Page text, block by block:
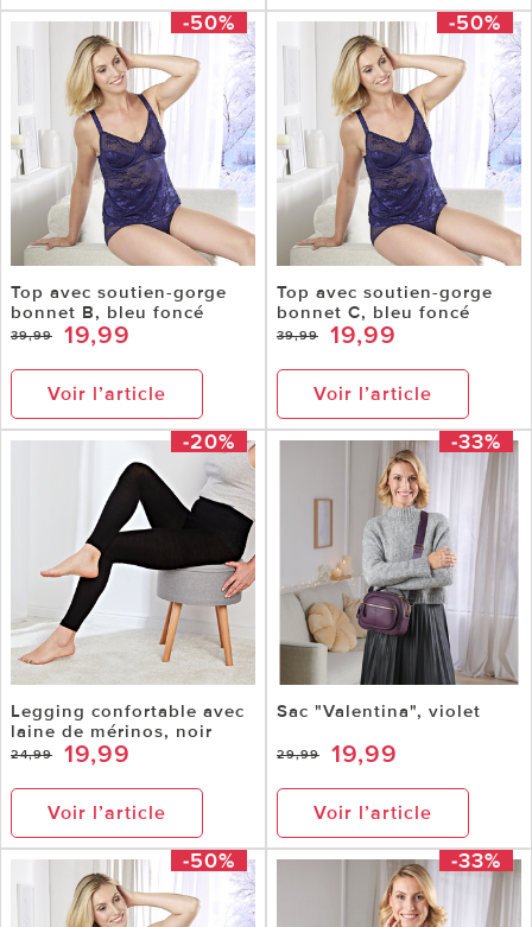
-50%
Top avec soutien-gorge
bonnet B, bleu foncé
39,99 19,99
Voir l’article
-50%
Top avec soutien-gorge
bonnet C, bleu foncé
39,99 19,99
Voir l’article
-20%
Legging confortable avec
laine de mérinos, noir
24,99 19,99
Voir l’article
-33%
Sac "Valentina", violet
29,99 19,99
Voir l’article
-50% -33%